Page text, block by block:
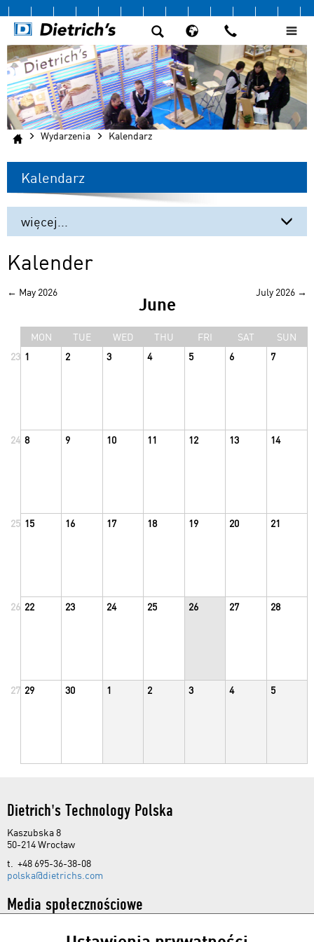
Wydarzenia Kalendarz
Kalendarz
więcej...
Kalender
← May 2026
June
July 2026 →
MON TUE WED THU FRI SAT
SUN
23 1 2 3 4 5 6 7
24 8 9 10 11 12 13 14
25 15 16 17 18 19 20 21
26 22 23 24 25 26 27 28
27 29 30 1 2 3 4 5
Dietrich's Technology Polska
Kaszubska 8
50-214 Wrocław
t. +48 695-36-38-08
polska@dietrichs.com
Media społecznościowe